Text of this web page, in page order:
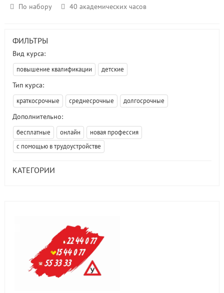
По набору 40 академических часов
ФИЛЬТРЫ
Вид курса:
повышение квалификации детские
Тип курса:
краткосрочные среднесрочные долгосрочные
Дополнительно:
бесплатные онлайн
новая профессия
с помощью в трудоустройстве
КАТЕГОРИИ